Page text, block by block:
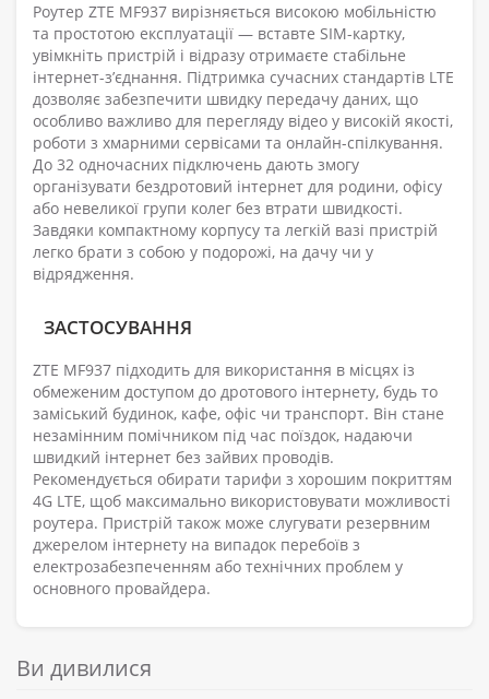
Роутер ZTE MF937 вирізняється високою мобільністю
та простотою експлуатації — вставте SIM-картку,
увімкніть пристрій і відразу отримаєте стабільне
інтернет-з’єднання. Підтримка сучасних стандартів LTE
дозволяє забезпечити швидку передачу даних, що
особливо важливо для перегляду відео у високій якості,
роботи з хмарними сервісами та онлайн-спілкування.
До 32 одночасних підключень дають змогу
організувати бездротовий інтернет для родини, офісу
або невеликої групи колег без втрати швидкості.
Завдяки компактному корпусу та легкій вазі пристрій
легко брати з собою у подорожі, на дачу чи у
відрядження.
ЗАСТОСУВАННЯ
ZTE MF937 підходить для використання в місцях із
обмеженим доступом до дротового інтернету, будь то
заміський будинок, кафе, офіс чи транспорт. Він стане
незамінним помічником під час поїздок, надаючи
швидкий інтернет без зайвих проводів.
Рекомендується обирати тарифи з хорошим покриттям
4G LTE, щоб максимально використовувати можливості
роутера. Пристрій також може слугувати резервним
джерелом інтернету на випадок перебоїв з
електрозабезпеченням або технічних проблем у
основного провайдера.
Ви дивилися